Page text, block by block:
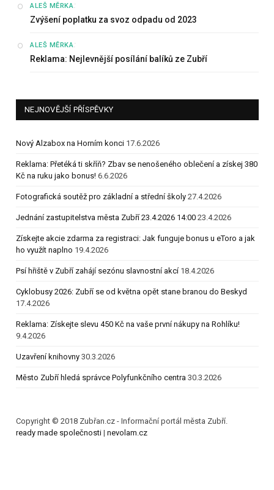
ALEŠ MĚRKA:
Zvýšení poplatku za svoz odpadu od 2023
ALEŠ MĚRKA:
Reklama: Nejlevnější posílání balíků ze Zubří
NEJNOVĚJŠÍ PŘÍSPĚVKY
Nový Alzabox na Horním konci 17.6.2026
Reklama: Přetéká ti skříň? Zbav se nenošeného oblečení a získej 380
Kč na ruku jako bonus! 6.6.2026
Fotografická soutěž pro základní a střední školy 27.4.2026
Jednání zastupitelstva města Zubří 23.4.2026 14:00 23.4.2026
Získejte akcie zdarma za registraci: Jak funguje bonus u eToro a jak
ho využít naplno 19.4.2026
Psí hřiště v Zubří zahájí sezónu slavnostní akcí 18.4.2026
Cyklobusy 2026: Zubří se od května opět stane branou do Beskyd
17.4.2026
Reklama: Získejte slevu 450 Kč na vaše první nákupy na Rohlíku!
9.4.2026
Uzavření knihovny 30.3.2026
Město Zubří hledá správce Polyfunkčního centra 30.3.2026
Copyright © 2018 Zubřan.cz - Informační portál města Zubří.
ready made společnosti | nevolam.cz